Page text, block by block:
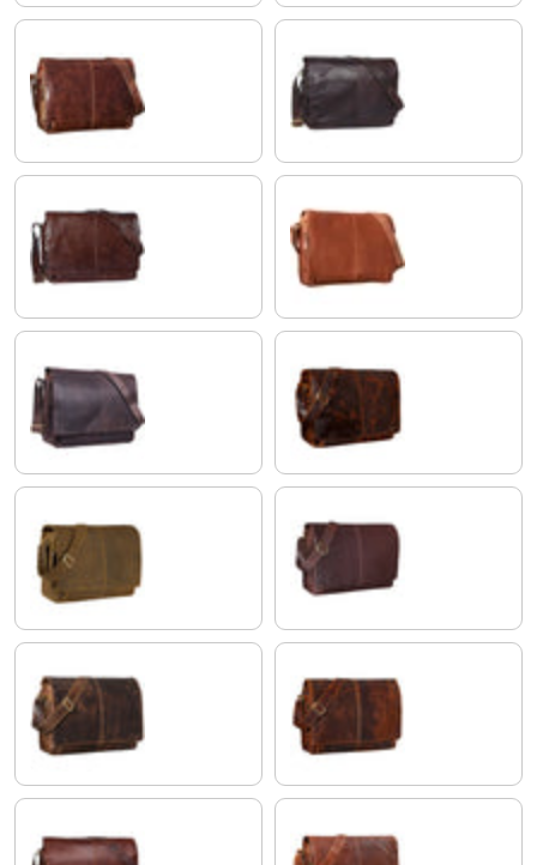
antik - braun ebenholz - braun
schokoladen - braun cognac - braun
matt - dunkelbraun bordeaux - braun
dijon - braun maraska - dunkelbraun
kansas - braun florida - braun